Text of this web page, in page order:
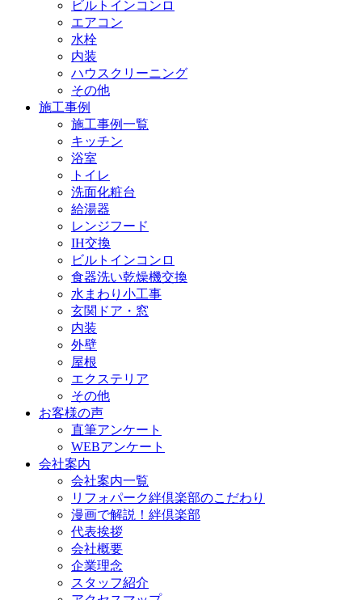
ビルトインコンロ
エアコン
水栓
内装
ハウスクリーニング
その他
施工事例
施工事例一覧
キッチン
浴室
トイレ
洗面化粧台
給湯器
レンジフード
IH交換
ビルトインコンロ
食器洗い乾燥機交換
水まわり小工事
玄関ドア・窓
内装
外壁
屋根
エクステリア
その他
お客様の声
直筆アンケート
WEBアンケート
会社案内
会社案内一覧
リフォパーク絆倶楽部のこだわり
漫画で解説！絆倶楽部
代表挨拶
会社概要
企業理念
スタッフ紹介